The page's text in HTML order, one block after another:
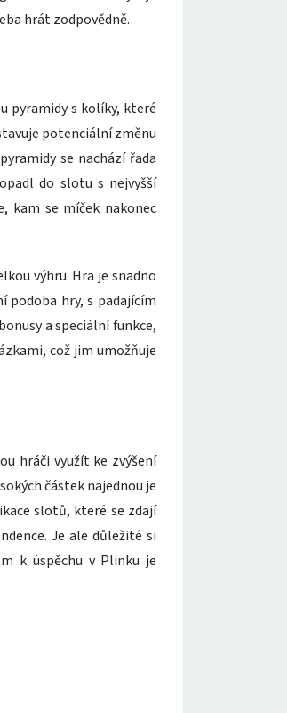
hrát zodpovědně.
pyramidy s kolíky, které
potenciální změnu
se nachází řada
do slotu s nejvyšší
kam se míček nakonec
výhru. Hra je snadno
podoba hry, s padajícím
a speciální funkce,
což jim umožňuje
hráči využít ke zvýšení
částek najednou je
slotů, které se zdají
Je ale důležité si
k úspěchu v Plinku je